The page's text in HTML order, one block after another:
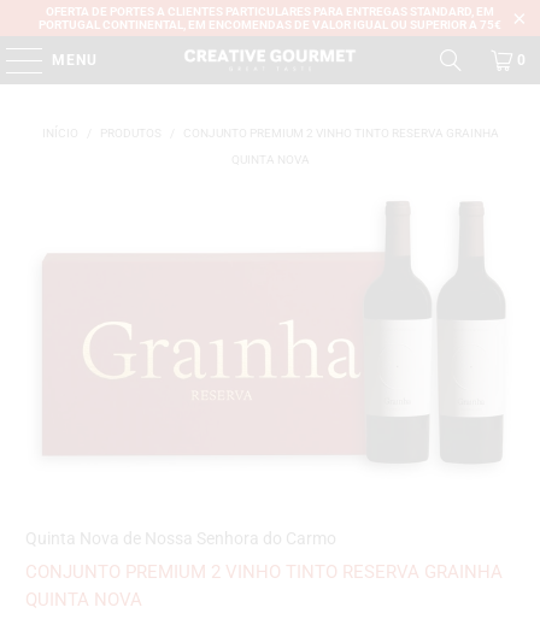
OFERTA DE PORTES A CLIENTES PARTICULARES PARA ENTREGAS STANDARD, EM
PORTUGAL CONTINENTAL, EM ENCOMENDAS DE VALOR IGUAL OU SUPERIOR A 75€
MENU 0
PRODUTOS
CONJUNTO PREMIUM 2 VINHO TINTO RESERVA GRAINHA
QUINTA NOVA
Quinta Nova de Nossa Senhora do Carmo
CONJUNTO PREMIUM 2 VINHO TINTO RESERVA GRAINHA
QUINTA NOVA